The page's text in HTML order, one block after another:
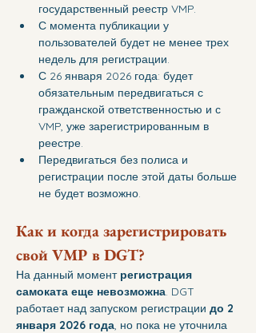
государственный реестр VMP.
С момента публикации у
пользователей будет не менее трех
недель для регистрации.
С 26 января 2026 года: будет
обязательным передвигаться с
гражданской ответственностью и с
VMP, уже зарегистрированным в
реестре.
Передвигаться без полиса и
регистрации после этой даты больше
не будет возможно.
Как и когда зарегистрировать
свой VMP в DGT?
На данный момент регистрация
самоката еще невозможна. DGT
работает над запуском регистрации до 2
января 2026 года, но пока не уточнила